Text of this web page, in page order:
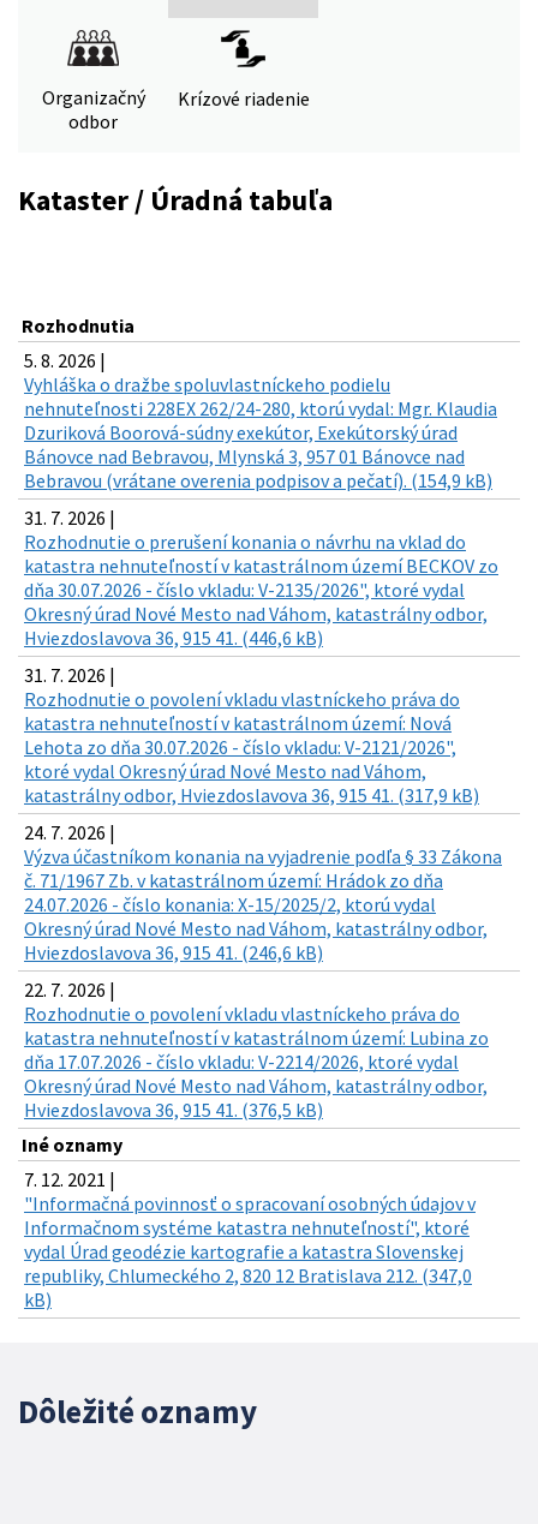
Organizačný
odbor
Krízové riadenie
Kataster / Úradná tabuľa
Rozhodnutia
5. 8. 2026 |
Vyhláška o dražbe spoluvlastníckeho podielu
nehnuteľnosti 228EX 262/24-280, ktorú vydal: Mgr. Klaudia
Dzuriková Boorová-súdny exekútor, Exekútorský úrad
Bánovce nad Bebravou, Mlynská 3, 957 01 Bánovce nad
Bebravou (vrátane overenia podpisov a pečatí). (154,9 kB)
31. 7. 2026 |
Rozhodnutie o prerušení konania o návrhu na vklad do
katastra nehnuteľností v katastrálnom území BECKOV zo
dňa 30.07.2026 - číslo vkladu: V-2135/2026", ktoré vydal
Okresný úrad Nové Mesto nad Váhom, katastrálny odbor,
Hviezdoslavova 36, 915 41. (446,6 kB)
31. 7. 2026 |
Rozhodnutie o povolení vkladu vlastníckeho práva do
katastra nehnuteľností v katastrálnom území: Nová
Lehota zo dňa 30.07.2026 - číslo vkladu: V-2121/2026",
ktoré vydal Okresný úrad Nové Mesto nad Váhom,
katastrálny odbor, Hviezdoslavova 36, 915 41. (317,9 kB)
24. 7. 2026 |
Výzva účastníkom konania na vyjadrenie podľa § 33 Zákona
č. 71/1967 Zb. v katastrálnom území: Hrádok zo dňa
24.07.2026 - číslo konania: X-15/2025/2, ktorú vydal
Okresný úrad Nové Mesto nad Váhom, katastrálny odbor,
Hviezdoslavova 36, 915 41. (246,6 kB)
22. 7. 2026 |
Rozhodnutie o povolení vkladu vlastníckeho práva do
katastra nehnuteľností v katastrálnom území: Lubina zo
dňa 17.07.2026 - číslo vkladu: V-2214/2026, ktoré vydal
Okresný úrad Nové Mesto nad Váhom, katastrálny odbor,
Hviezdoslavova 36, 915 41. (376,5 kB)
Iné oznamy
7. 12. 2021 |
"Informačná povinnosť o spracovaní osobných údajov v
Informačnom systéme katastra nehnuteľností", ktoré
vydal Úrad geodézie kartografie a katastra Slovenskej
republiky, Chlumeckého 2, 820 12 Bratislava 212. (347,0
kB)
Dôležité oznamy